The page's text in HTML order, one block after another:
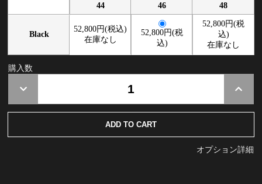
44 46 48
Black
52,800円(税込)
在庫なし
52,800円(税
込)
52,800円(税
込)
在庫なし
購入数
オプション詳細